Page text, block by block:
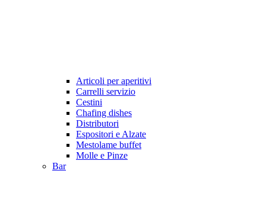
Articoli per aperitivi
Carrelli servizio
Cestini
Chafing dishes
Distributori
Espositori e Alzate
Mestolame buffet
Molle e Pinze
Bar